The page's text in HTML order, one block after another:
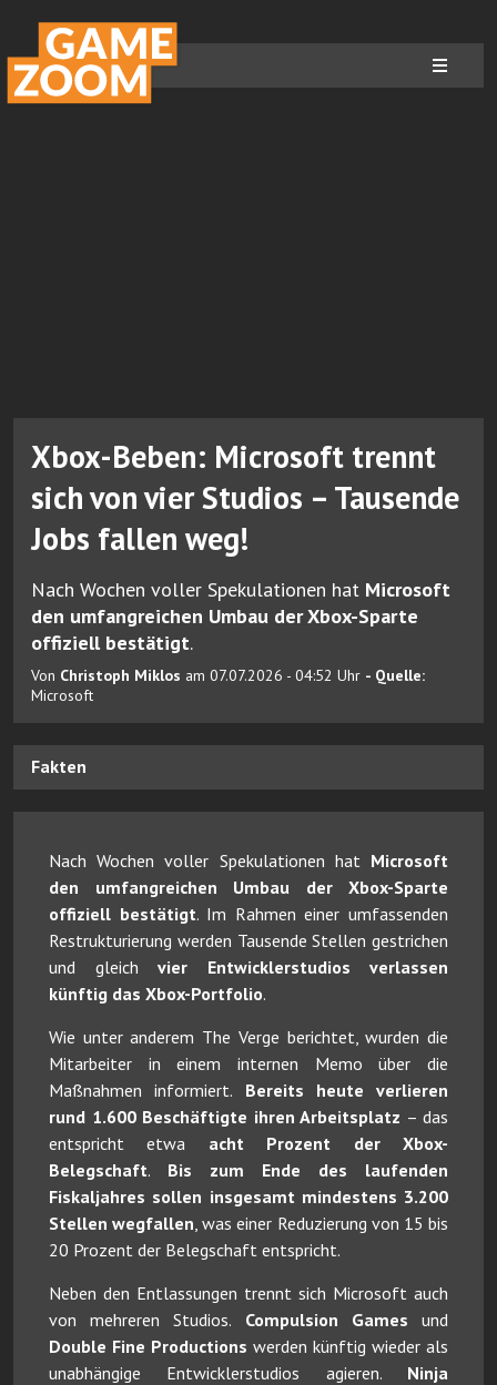
Xbox-Beben: Microsoft trennt
sich von vier Studios – Tausende
Jobs fallen weg!
Nach Wochen voller Spekulationen hat Microsoft
den umfangreichen Umbau der Xbox-Sparte
offiziell bestätigt.
Von Christoph Miklos am 07.07.2026 - 04:52 Uhr - Quelle:
Microsoft
Fakten
Nach Wochen voller Spekulationen hat Microsoft
den umfangreichen Umbau der Xbox-Sparte
offiziell bestätigt. Im Rahmen einer umfassenden
Restrukturierung werden Tausende Stellen gestrichen
und gleich vier Entwicklerstudios verlassen
künftig das Xbox-Portfolio.
Wie unter anderem The Verge berichtet, wurden die
Mitarbeiter in einem internen Memo über die
Maßnahmen informiert. Bereits heute verlieren
rund 1.600 Beschäftigte ihren Arbeitsplatz – das
entspricht etwa acht Prozent der Xbox-
Belegschaft. Bis zum Ende des laufenden
Fiskaljahres sollen insgesamt mindestens 3.200
Stellen wegfallen , was einer Reduzierung von 15 bis
20 Prozent der Belegschaft entspricht.
Neben den Entlassungen trennt sich Microsoft auch
von mehreren Studios. Compulsion Games und
Double Fine Productions werden künftig wieder als
unabhängige Entwicklerstudios agieren. Ninja